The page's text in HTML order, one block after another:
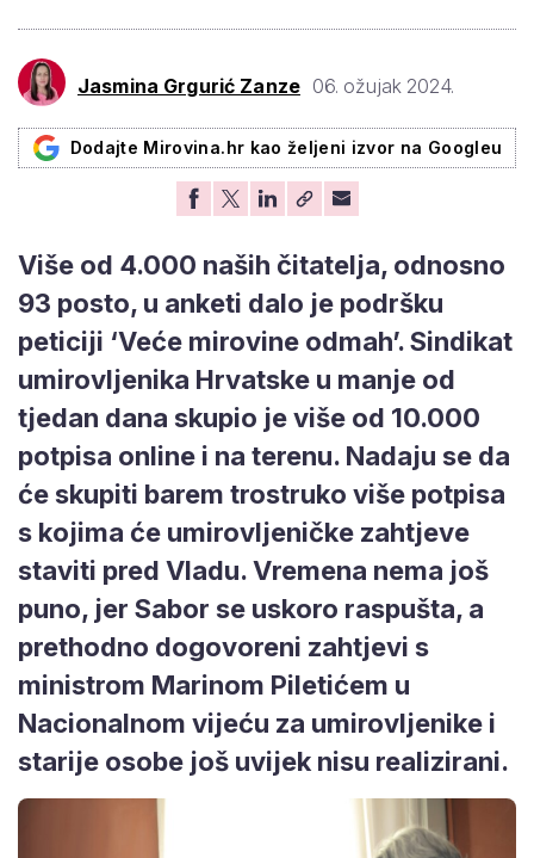
Jasmina Grgurić Zanze 06. ožujak 2024.
Dodajte Mirovina.hr kao željeni izvor na Googleu
Više od 4.000 naših čitatelja, odnosno
93 posto, u anketi dalo je podršku
peticiji ‘Veće mirovine odmah’. Sindikat
umirovljenika Hrvatske u manje od
tjedan dana skupio je više od 10.000
potpisa online i na terenu. Nadaju se da
će skupiti barem trostruko više potpisa
s kojima će umirovljeničke zahtjeve
staviti pred Vladu. Vremena nema još
puno, jer Sabor se uskoro raspušta, a
prethodno dogovoreni zahtjevi s
ministrom Marinom Piletićem u
Nacionalnom vijeću za umirovljenike i
starije osobe još uvijek nisu realizirani.